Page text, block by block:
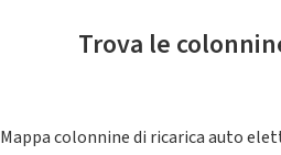
Trova le
Mappa colonnine di ricarica auto